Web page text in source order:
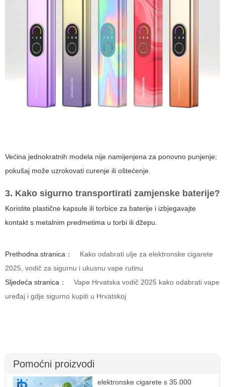
Većina jednokratnih modela nije namijenjena za ponovno punjenje;
pokušaj može uzrokovati curenje ili oštećenje.
3. Kako sigurno transportirati zamjenske baterije?
Koristite plastične kapsule ili torbice za baterije i izbjegavajte
kontakt s metalnim predmetima u torbi ili džepu.
Prethodna stranica：
Kako odabrati ulje za elektronske cigarete
2025, vodič za sigurnu i ukusnu vape rutinu
Sljedeća stranica：
Vape Hrvatska vodič 2025 kako odabrati vape
uređaj i gdje sigurno kupiti u Hrvatskoj
Pomoćni proizvodi
elektronske cigarete s 35.000